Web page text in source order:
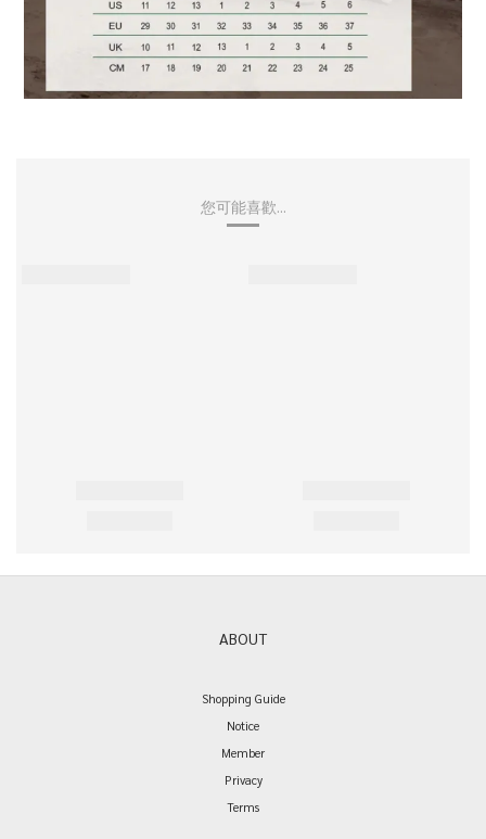
您可能喜歡...
ABOUT
Shopping Guide
Notice
Member
Privacy
Terms